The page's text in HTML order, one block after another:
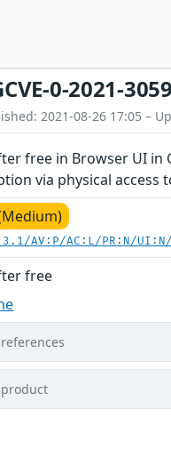
0-2021-
2021-08-26 17:05 –
free in Browser UI in
via physical access
AV:P/AC:L/PR:N/
free